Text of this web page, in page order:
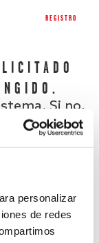
personalizar
de redes
REGISTRO
Si no,